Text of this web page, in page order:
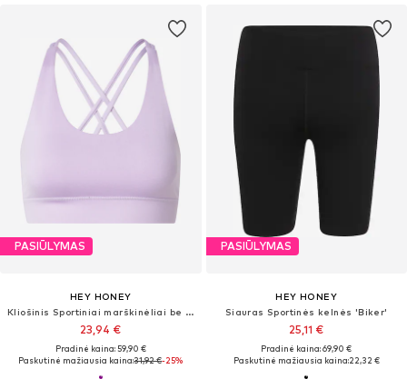
PASIŪLYMAS
HEY HONEY
Kliošinis Sportiniai marškinėliai be rankovių
23,94 €
Pradinė kaina: 59,90 €
Paskutinė mažiausia kaina:31,92 €-25%
PASIŪLYMAS
HEY HONEY
Siauras Sportinės kelnės 'Biker'
25,11 €
Pradinė kaina: 69,90 €
Paskutinė mažiausia kaina:22,32 €